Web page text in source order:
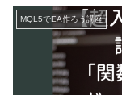
MQL5でEA作ろう講座